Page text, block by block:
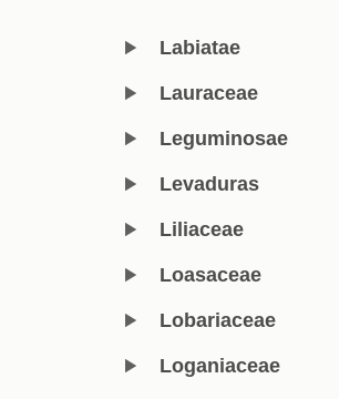
Labiatae
Lauraceae
Leguminosae
Levaduras
Liliaceae
Loasaceae
Lobariaceae
Loganiaceae